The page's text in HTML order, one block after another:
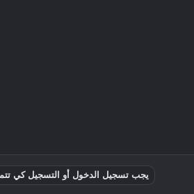
يجب تسجيل الدخول أو التسجيل كي